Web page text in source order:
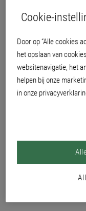
High-
Speciaal gestructureerde
vuilopname. Voor de
Cookie-
Door op “Alle cookies
het opslaan van
websitenavigatie, het
helpen bij onze
in onze